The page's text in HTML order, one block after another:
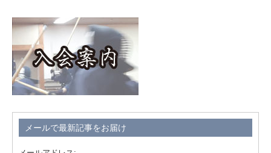
メールで最新記事をお届け